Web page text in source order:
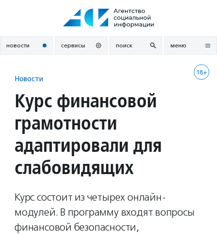
новости сервисы поиск меню
18+
Новости
Курс финансовой
грамотности
адаптировали для
слабовидящих
Курс состоит из четырех онлайн-
модулей. В программу входят вопросы
финансовой безопасности,